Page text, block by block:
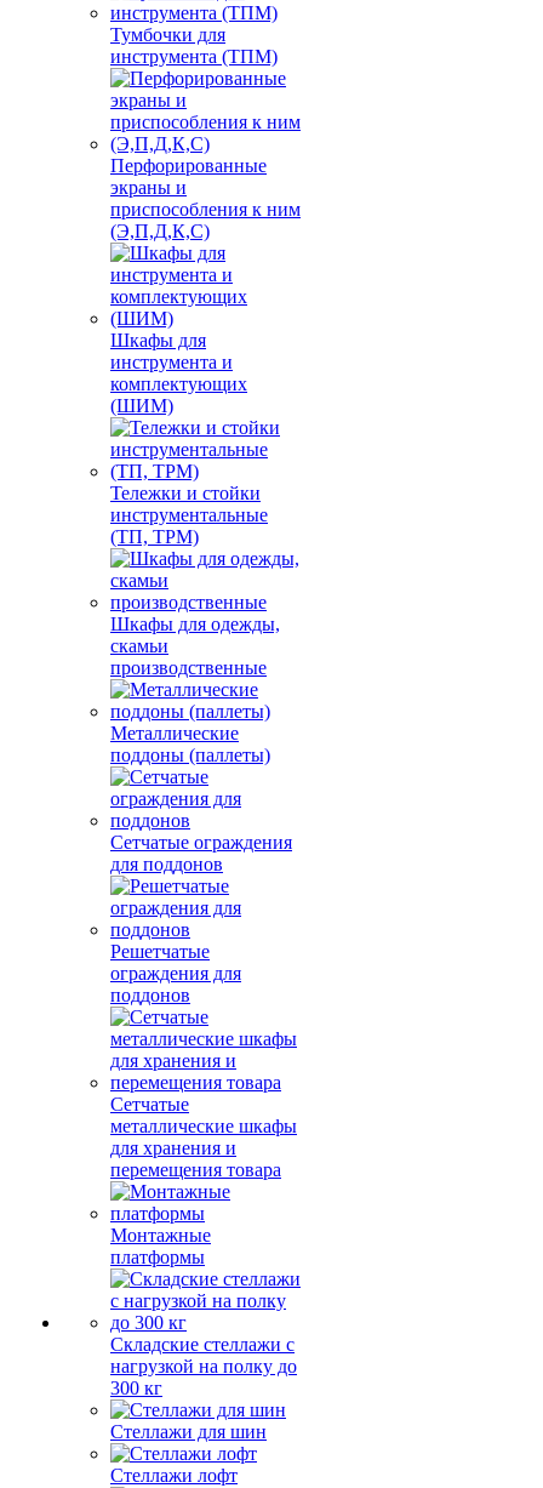
Тумбочки для
инструмента (ТПМ)
Перфорированные
экраны и
приспособления к ним
(Э,П,Д,К,С)
Шкафы для
инструмента и
комплектующих
(ШИМ)
Тележки и стойки
инструментальные
(ТП, ТРМ)
Шкафы для одежды,
скамьи
производственные
Металлические
поддоны (паллеты)
Сетчатые ограждения
для поддонов
Решетчатые
ограждения для
поддонов
Сетчатые
металлические шкафы
для хранения и
перемещения товара
Монтажные
платформы
Складские стеллажи с
нагрузкой на полку до
300 кг
Стеллажи для шин
Стеллажи лофт